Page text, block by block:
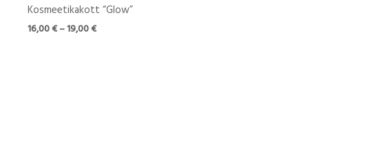
Kosmeetikakott “Glow”
16,00€–19,00€